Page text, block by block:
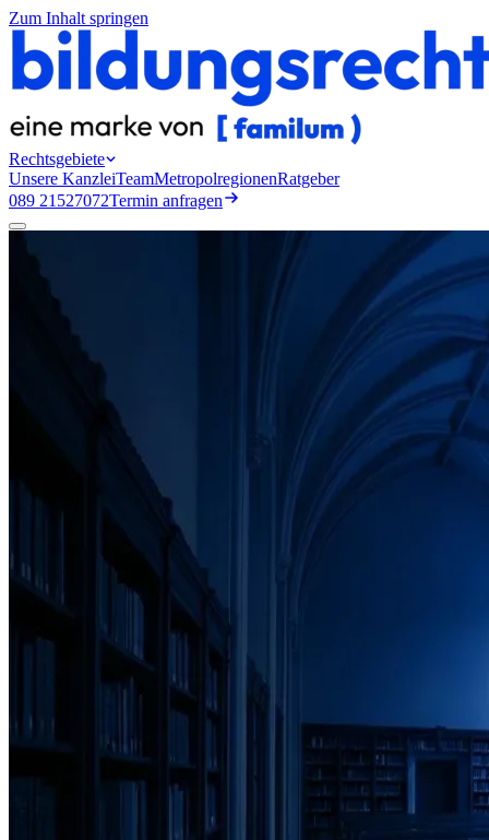
Zum Inhalt springen
Rechtsgebiete
Unsere KanzleiTeamMetropolregionenRatgeber
089 21527072Termin anfragen